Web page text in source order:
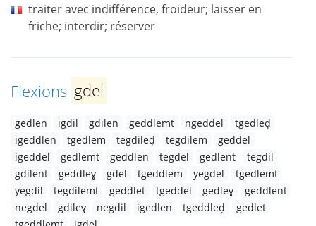
traiter avec indifférence, froideur; laisser en
friche; interdir; réserver
Flexions gdel
gedlen igdil gdilen geddlemt ngeddel
tgedleḍ
igeddlen
tgedlem tegdileḍ tegdilem
geddel
igeddel
gedlemt geddlen tegdel gedlent
tegdil
gdilent
geddleɣ gdel tgeddlem yegdel
tgedlemt
yegdil
tegdilemt geddlet tgeddel gedleɣ
geddlent
negdel
gdileɣ negdil igedlen tgeddleḍ
gedlet